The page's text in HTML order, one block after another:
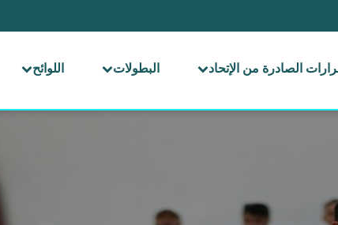
الصادرة من الإتحاد البطولات اللوائح